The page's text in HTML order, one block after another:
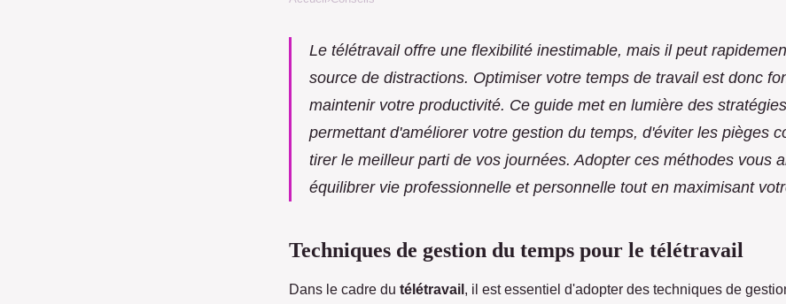
Le télétravail offre une flexibilité inestimable, mais il peut
source de distractions. Optimiser votre temps de travail est donc
maintenir votre productivité. Ce guide met en lumière des
permettant d'améliorer votre gestion du temps, d'éviter les pièges
tirer le meilleur parti de vos journées. Adopter ces méthodes vous
équilibrer vie professionnelle et personnelle tout en maximisant
Techniques de gestion du temps pour le télétravail
Dans le cadre du télétravail , il est essentiel d'adopter des techniques de